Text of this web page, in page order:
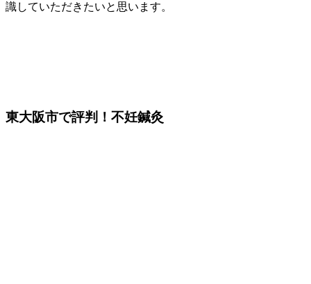
識していただきたいと思います。
東大阪市で評判！不妊鍼灸